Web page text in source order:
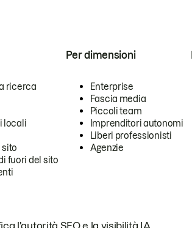
ricerca
locali
sito
fuori del sito
Per dimensioni
Enterprise
Fascia media
Piccoli team
Imprenditori autonomi
Liberi professionisti
Agenzie
l'autorità SEO e la visibilità IA.